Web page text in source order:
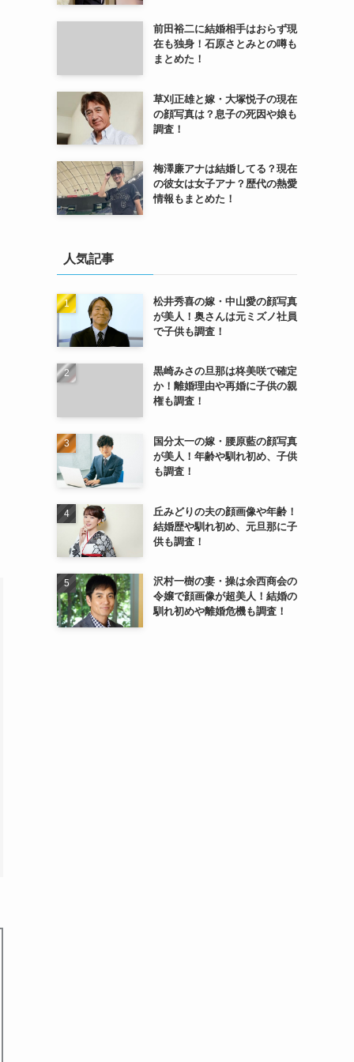
前田裕二に結婚相手はおらず現
在も独身！石原さとみとの噂も
まとめた！
草刈正雄と嫁・大塚悦子の現在
の顔写真は？息子の死因や娘も
調査！
梅澤廉アナは結婚してる？現在
の彼女は女子アナ？歴代の熱愛
情報もまとめた！
人気記事
松井秀喜の嫁・中山愛の顔写真
が美人！奥さんは元ミズノ社員
で子供も調査！
黒崎みさの旦那は柊美咲で確定
か！離婚理由や再婚に子供の親
権も調査！
国分太一の嫁・腰原藍の顔写真
が美人！年齢や馴れ初め、子供
も調査！
丘みどりの夫の顔画像や年齢！
結婚歴や馴れ初め、元旦那に子
供も調査！
沢村一樹の妻・操は余西商会の
令嬢で顔画像が超美人！結婚の
馴れ初めや離婚危機も調査！